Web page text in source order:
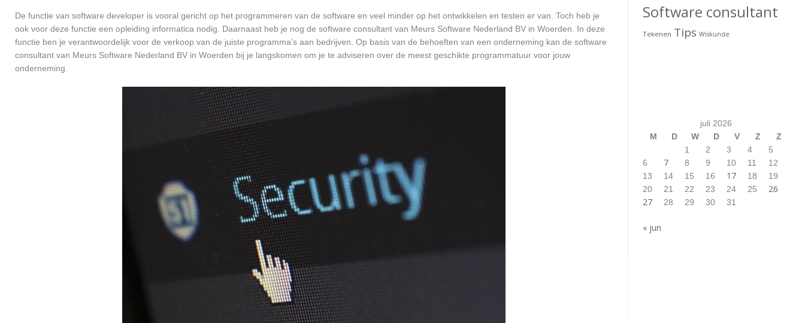
De functie van software developer is vooral gericht op het programmeren van de software en veel minder op het ontwikkelen en testen er van. Toch heb je
ook voor deze functie een opleiding informatica nodig. Daarnaast heb je nog de software consultant van Meurs Software Nederland BV in Woerden. In deze
functie ben je verantwoordelijk voor de verkoop van de juiste programma’s aan bedrijven. Op basis van de behoeften van een onderneming kan de software
consultant van Meurs Software Nederland BV in Woerden bij je langskomen om je te adviseren over de meest geschikte programmatuur voor jouw
onderneming.
Software consultant
Tekenen Tips Wiskunde
juli 2026
M
D W D V Z
Z
1
2 3 4
5
6
7 8 9 10 11
12
13
14 15 16 17 18
19
20
21 22 23 24 25
26
27
28 29 30 31
« jun